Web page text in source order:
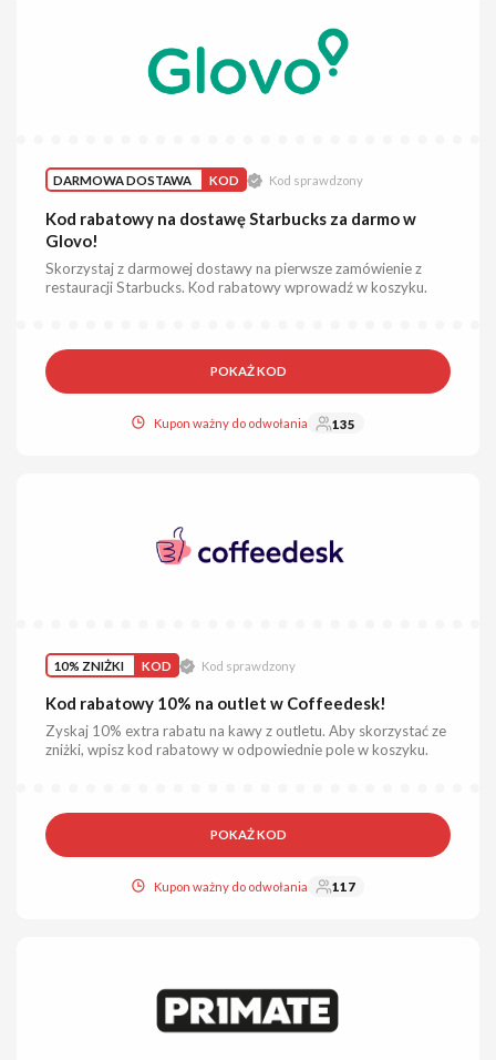
DARMOWA DOSTAWA KOD Kod sprawdzony
Kod rabatowy na dostawę Starbucks za darmo w
Glovo!
Skorzystaj z darmowej dostawy na pierwsze zamówienie z
restauracji Starbucks. Kod rabatowy wprowadź w koszyku.
POKAŻ KOD
Kupon ważny do odwołania 135
10% ZNIŻKI KOD Kod sprawdzony
Kod rabatowy 10% na outlet w Coffeedesk!
Zyskaj 10% extra rabatu na kawy z outletu. Aby skorzystać ze
zniżki, wpisz kod rabatowy w odpowiednie pole w koszyku.
POKAŻ KOD
Kupon ważny do odwołania 117